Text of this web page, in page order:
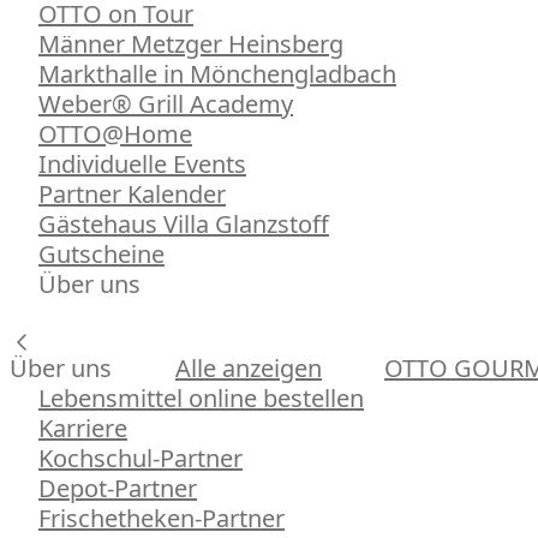
OTTO on Tour
Männer Metzger Heinsberg
Markthalle in Mönchengladbach
Weber® Grill Academy
OTTO@Home
Individuelle Events
Partner Kalender
Gästehaus Villa Glanzstoff
Gutscheine
Über uns
Über uns Alle anzeigen
OTTO
Lebensmittel online bestellen
Karriere
Kochschul-Partner
Depot-Partner
Frischetheken-Partner